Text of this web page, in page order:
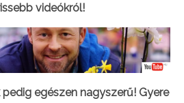
videókról!
egészen nagyszerű! Gyere